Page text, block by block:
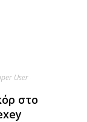
User
στο